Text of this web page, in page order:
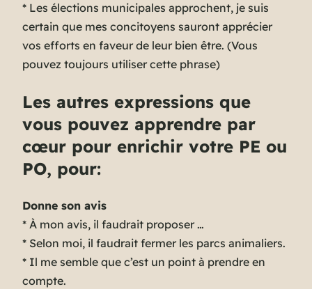
* Les élections municipales approchent, je suis
certain que mes concitoyens sauront apprécier
vos efforts en faveur de leur bien être. (Vous
pouvez toujours utiliser cette phrase)
Les autres expressions que
vous pouvez apprendre par
cœur pour enrichir votre PE ou
PO, pour:
Donne son avis
* À mon avis, il faudrait proposer …
* Selon moi, il faudrait fermer les parcs animaliers.
* Il me semble que c’est un point à prendre en
compte.